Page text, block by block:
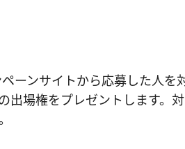
ーンサイトから応募した人を
出場権をプレゼントします。